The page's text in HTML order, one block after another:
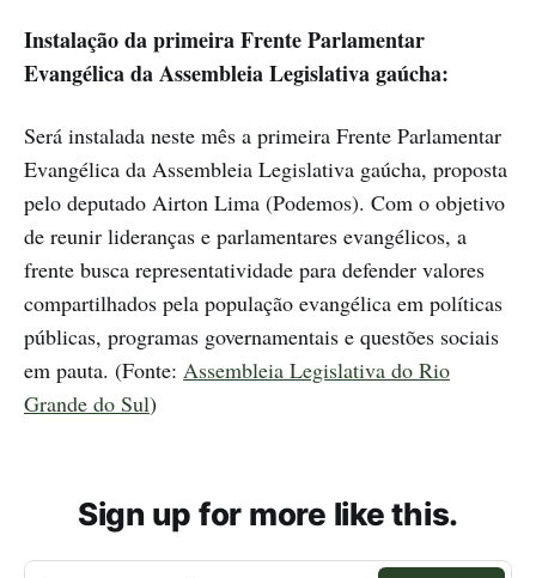
Instalação da primeira Frente Parlamentar
Evangélica da Assembleia Legislativa gaúcha:
Será instalada neste mês a primeira Frente Parlamentar
Evangélica da Assembleia Legislativa gaúcha, proposta
pelo deputado Airton Lima (Podemos). Com o objetivo
de reunir lideranças e parlamentares evangélicos, a
frente busca representatividade para defender valores
compartilhados pela população evangélica em políticas
públicas, programas governamentais e questões sociais
em pauta. (Fonte: Assembleia Legislativa do Rio
Grande do Sul)
Sign up for more like this.